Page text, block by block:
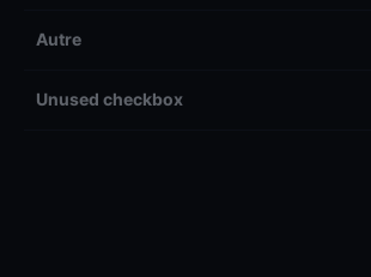
Autre
Unused checkbox